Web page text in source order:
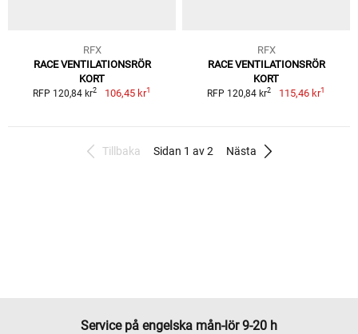
RFX
RACE VENTILATIONSRÖR
KORT
RFP 120,84 kr2 106,45 kr1
RFX
RACE VENTILATIONSRÖR
KORT
RFP 120,84 kr2 115,46 kr1
Tillbaka Sidan 1 av 2 Nästa
Service på engelska mån-lör 9-20 h